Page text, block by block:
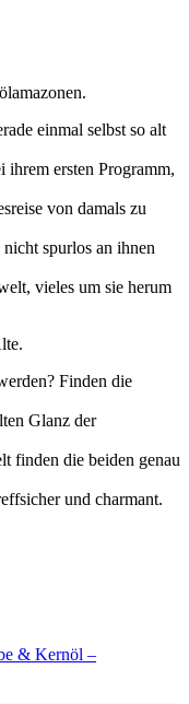
einmal selbst so alt
ihrem ersten Programm,
von damals zu
spurlos an ihnen
vieles um sie herum
Finden die
Glanz der
finden die beiden genau
und charmant.
& Kernöl –